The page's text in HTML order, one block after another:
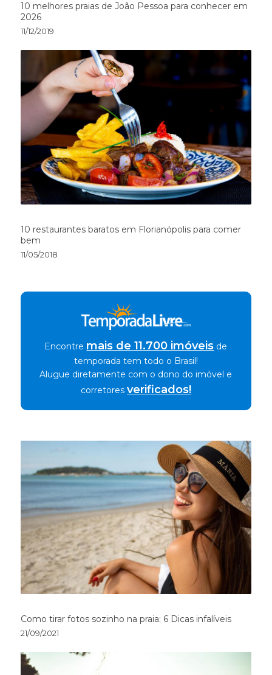
10 melhores praias de João Pessoa para conhecer em
2026
11/12/2019
10 restaurantes baratos em Florianópolis para comer
bem
11/05/2018
Encontre mais de 11.700 imóveis de
temporada tem todo o Brasil!
Alugue diretamente com o dono do imóvel e
corretores verificados!
Como tirar fotos sozinho na praia: 6 Dicas infalíveis
21/09/2021